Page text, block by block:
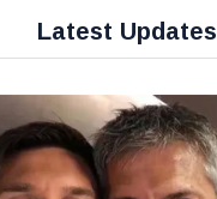
Latest Updates